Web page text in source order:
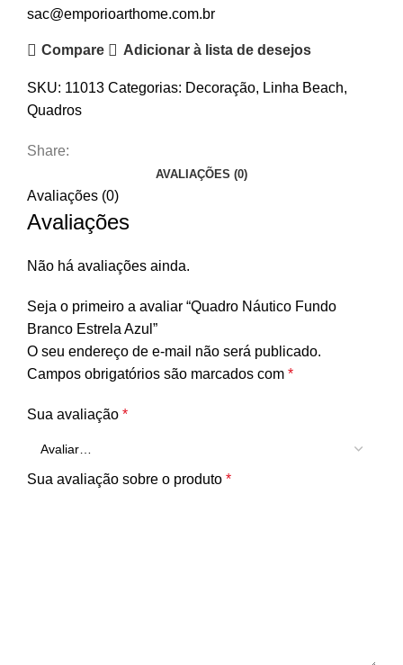
sac@emporioarthome.com.br
Compare Adicionar à lista de desejos
SKU: 11013 Categorias: Decoração, Linha Beach,
Quadros
Share:
AVALIAÇÕES (0)
Avaliações (0)
Avaliações
Não há avaliações ainda.
Seja o primeiro a avaliar “Quadro Náutico Fundo
Branco Estrela Azul”
O seu endereço de e-mail não será publicado.
Campos obrigatórios são marcados com *
Sua avaliação *
Sua avaliação sobre o produto *